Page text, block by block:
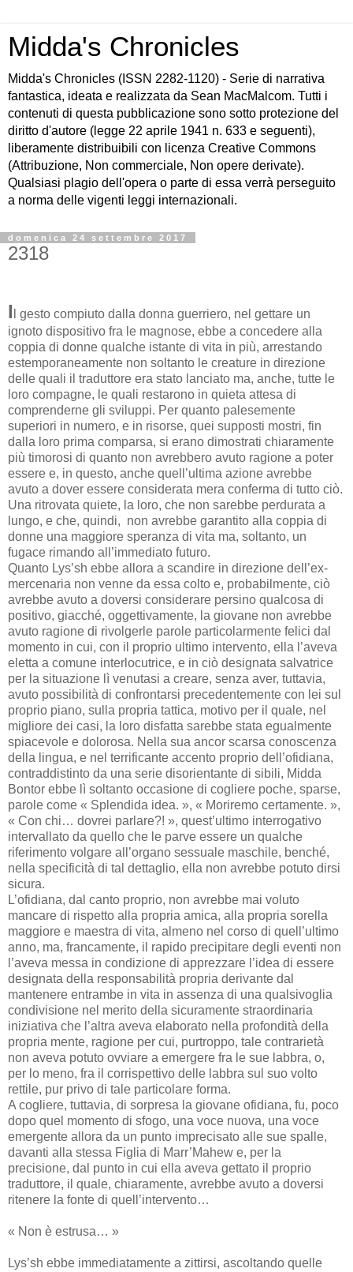
Midda's Chronicles
Midda's Chronicles (ISSN 2282-1120) - Serie di narrativa
fantastica, ideata e realizzata da Sean MacMalcom. Tutti i
contenuti di questa pubblicazione sono sotto protezione del
diritto d'autore (legge 22 aprile 1941 n. 633 e seguenti),
liberamente distribuibili con licenza Creative Commons
(Attribuzione, Non commerciale, Non opere derivate).
Qualsiasi plagio dell'opera o parte di essa verrà perseguito
a norma delle vigenti leggi internazionali.
domenica 24 settembre 2017
2318
I l gesto compiuto dalla donna guerriero, nel gettare un
ignoto dispositivo fra le magnose, ebbe a concedere alla
coppia di donne qualche istante di vita in più, arrestando
estemporaneamente non soltanto le creature in direzione
delle quali il traduttore era stato lanciato ma, anche, tutte le
loro compagne, le quali restarono in quieta attesa di
comprenderne gli sviluppi. Per quanto palesemente
superiori in numero, e in risorse, quei supposti mostri, fin
dalla loro prima comparsa, si erano dimostrati chiaramente
più timorosi di quanto non avrebbero avuto ragione a poter
essere e, in questo, anche quell’ultima azione avrebbe
avuto a dover essere considerata mera conferma di tutto ciò.
Una ritrovata quiete, la loro, che non sarebbe perdurata a
lungo, e che, quindi, non avrebbe garantito alla coppia di
donne una maggiore speranza di vita ma, soltanto, un
fugace rimando all’immediato futuro.
Quanto Lys’sh ebbe allora a scandire in direzione dell’ex-
mercenaria non venne da essa colto e, probabilmente, ciò
avrebbe avuto a doversi considerare persino qualcosa di
positivo, giacché, oggettivamente, la giovane non avrebbe
avuto ragione di rivolgerle parole particolarmente felici dal
momento in cui, con il proprio ultimo intervento, ella l’aveva
eletta a comune interlocutrice, e in ciò designata salvatrice
per la situazione lì venutasi a creare, senza aver, tuttavia,
avuto possibilità di confrontarsi precedentemente con lei sul
proprio piano, sulla propria tattica, motivo per il quale, nel
migliore dei casi, la loro disfatta sarebbe stata egualmente
spiacevole e dolorosa. Nella sua ancor scarsa conoscenza
della lingua, e nel terrificante accento proprio dell’ofidiana,
contraddistinto da una serie disorientante di sibili, Midda
Bontor ebbe lì soltanto occasione di cogliere poche, sparse,
parole come « Splendida idea. », « Moriremo certamente. »,
« Con chi… dovrei parlare?! », quest’ultimo interrogativo
intervallato da quello che le parve essere un qualche
riferimento volgare all’organo sessuale maschile, benché,
nella specificità di tal dettaglio, ella non avrebbe potuto dirsi
sicura.
L’ofidiana, dal canto proprio, non avrebbe mai voluto
mancare di rispetto alla propria amica, alla propria sorella
maggiore e maestra di vita, almeno nel corso di quell’ultimo
anno, ma, francamente, il rapido precipitare degli eventi non
l’aveva messa in condizione di apprezzare l’idea di essere
designata della responsabilità propria derivante dal
mantenere entrambe in vita in assenza di una qualsivoglia
condivisione nel merito della sicuramente straordinaria
iniziativa che l’altra aveva elaborato nella profondità della
propria mente, ragione per cui, purtroppo, tale contrarietà
non aveva potuto ovviare a emergere fra le sue labbra, o,
per lo meno, fra il corrispettivo delle labbra sul suo volto
rettile, pur privo di tale particolare forma.
A cogliere, tuttavia, di sorpresa la giovane ofidiana, fu, poco
dopo quel momento di sfogo, una voce nuova, una voce
emergente allora da un punto imprecisato alle sue spalle,
davanti alla stessa Figlia di Marr’Mahew e, per la
precisione, dal punto in cui ella aveva gettato il proprio
traduttore, il quale, chiaramente, avrebbe avuto a doversi
ritenere la fonte di quell’intervento…
« Non è estrusa… »
Lys’sh ebbe immediatamente a zittirsi, ascoltando quelle